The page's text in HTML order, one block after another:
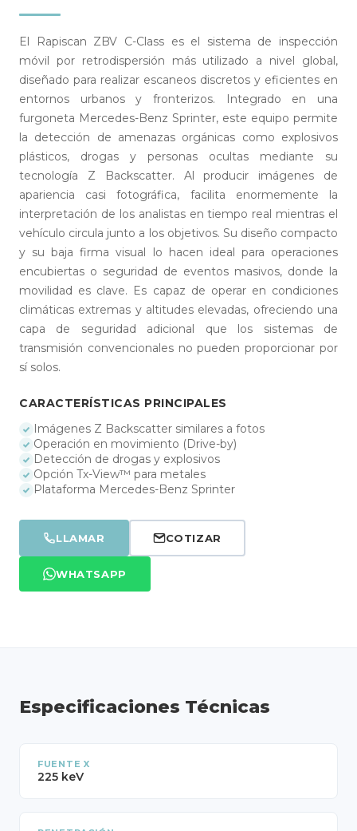
El Rapiscan ZBV C-Class es el sistema de inspección
móvil por retrodispersión más utilizado a nivel global,
diseñado para realizar escaneos discretos y eficientes en
entornos urbanos y fronterizos. Integrado en una
furgoneta Mercedes-Benz Sprinter, este equipo permite
la detección de amenazas orgánicas como explosivos
plásticos, drogas y personas ocultas mediante su
tecnología Z Backscatter. Al producir imágenes de
apariencia casi fotográfica, facilita enormemente la
interpretación de los analistas en tiempo real mientras el
vehículo circula junto a los objetivos. Su diseño compacto
y su baja firma visual lo hacen ideal para operaciones
encubiertas o seguridad de eventos masivos, donde la
movilidad es clave. Es capaz de operar en condiciones
climáticas extremas y altitudes elevadas, ofreciendo una
capa de seguridad adicional que los sistemas de
transmisión convencionales no pueden proporcionar por
sí solos.
CARACTERÍSTICAS PRINCIPALES
Imágenes Z Backscatter similares a fotos
Operación en movimiento (Drive-by)
Detección de drogas y explosivos
Opción Tx-View™ para metales
Plataforma Mercedes-Benz Sprinter
LLAMAR COTIZAR
WHATSAPP
Especificaciones Técnicas
FUENTE X
225 keV